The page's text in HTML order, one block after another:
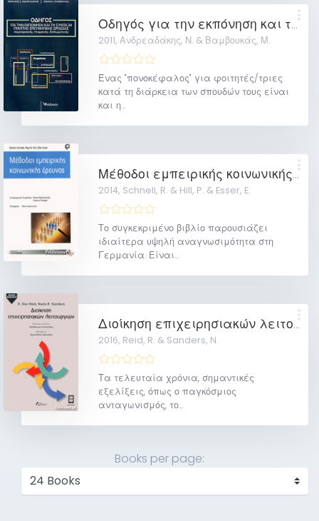
Οδηγός για την εκπόνηση και τη σύνταξη γραπτής ερευνητικής εργασίας: σεμιναριακής, πτυχιακής, διπλωματικής
2011,Ανδρεαδάκης, Ν. & Βαμβουκάς, Μ.
Ένας "πονοκέφαλος" για φοιτητές/τριες
κατά τη διάρκεια των σπουδών τους είναι
και η...
Μέθοδοι εμπειρικής κοινωνικής έρευνας
2014, Schnell, R. & Hill, P. & Esser, E.
Το συγκεκριμένο βιβλίο παρουσιάζει
ιδιαίτερα υψηλή αναγνωσιμότητα στη
Γερμανία. Είναι...
Διοίκηση επιχειρησιακών λειτουργιών
2016, Reid, R. & Sanders, N.
Τα τελευταία χρόνια, σημαντικές
εξελίξεις, όπως ο παγκόσμιος
ανταγωνισμός, το...
Books per page: